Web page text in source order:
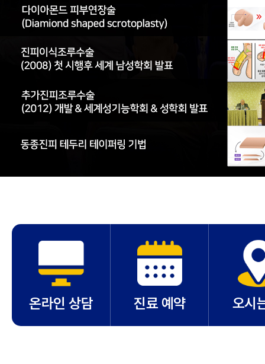
온라인 상담 진료 예약 오시